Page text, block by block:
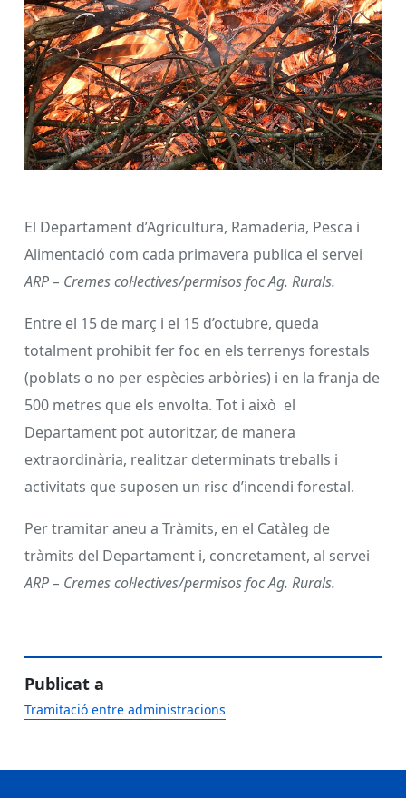
El Departament d’Agricultura, Ramaderia, Pesca i
Alimentació com cada primavera publica el servei
ARP – Cremes col·lectives/permisos foc Ag. Rurals.
Entre el 15 de març i el 15 d’octubre, queda
totalment prohibit fer foc en els terrenys forestals
(poblats o no per espècies arbòries) i en la franja de
500 metres que els envolta. Tot i això el
Departament pot autoritzar, de manera
extraordinària, realitzar determinats treballs i
activitats que suposen un risc d’incendi forestal.
Per tramitar aneu a Tràmits, en el Catàleg de
tràmits del Departament i, concretament, al servei
ARP – Cremes col·lectives/permisos foc Ag. Rurals.
Publicat a
Tramitació entre administracions